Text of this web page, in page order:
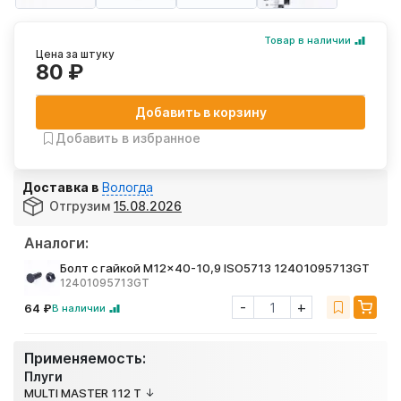
Аналоги:
Болт с гайкой M12x40-10,9 ISO5713 12401095713GT
12401095713GT
64 ₽В наличии - +
Применяемость:
Плуги
MULTI MASTER 112 T
Товар в наличии
Цена за штуку
80 ₽
Добавить в корзину
Добавить в избранное
Доставка в Вологда
Отгрузим 15.08.2026